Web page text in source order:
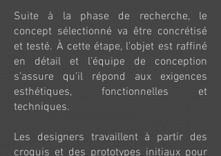
Suite à la phase de recherche, le
concept sélectionné va être concrétisé
et testé. À cette étape, l’objet est raffiné
en détail et l’équipe de conception
s’assure qu'il répond aux exigences
esthétiques, fonctionnelles et
techniques.
Les designers travaillent à partir des
croquis et des prototypes initiaux pour